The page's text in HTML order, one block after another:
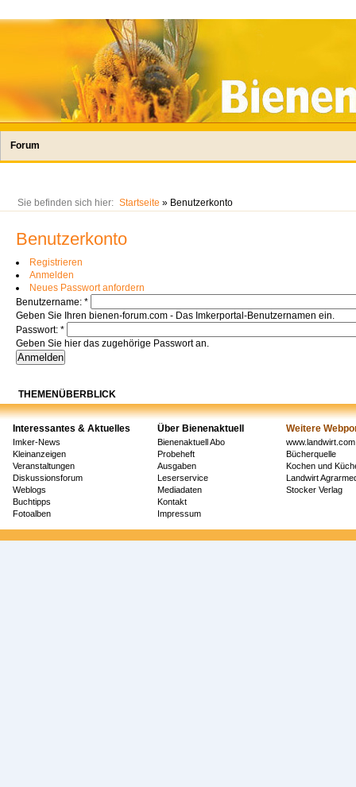
Forum
Sie befinden sich hier: Startseite » Benutzerkonto
Benutzerkonto
Registrieren
Anmelden
Neues Passwort anfordern
Benutzername: *
Geben Sie Ihren bienen-forum.com - Das Imkerportal-Benutzernamen ein.
Passwort: *
Geben Sie hier das zugehörige Passwort an.
THEMENÜBERBLICK
Interessantes & Aktuelles Über Bienenaktuell Weitere
Imker-News
Kleinanzeigen
Veranstaltungen
Diskussionsforum
Weblogs
Buchtipps
Fotoalben
Bienenaktuell Abo
Probeheft
Ausgaben
Leserservice
Mediadaten
Kontakt
Impressum
www.landwirt.com
Bücherquelle
Kochen und
Landwirt
Stocker Verlag